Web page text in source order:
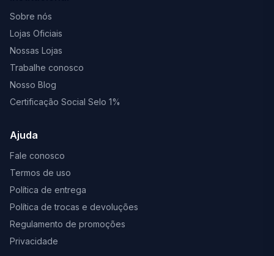
Sobre nós
Lojas Oficiais
Nossas Lojas
Trabalhe conosco
Nosso Blog
Certificação Social Selo 1%
Ajuda
Fale conosco
Termos de uso
Política de entrega
Política de trocas e devoluções
Regulamento de promoções
Privacidade